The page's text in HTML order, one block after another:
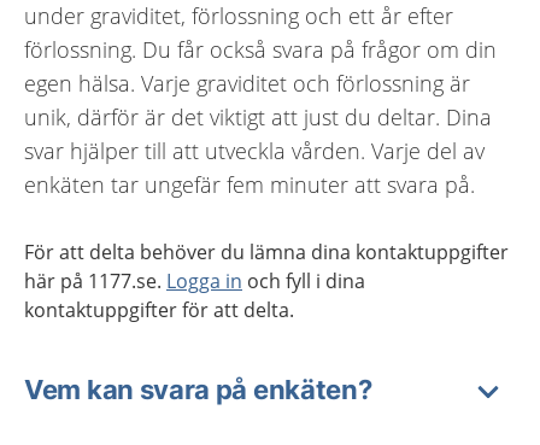
under graviditet, förlossning och ett år efter
förlossning. Du får också svara på frågor om din
egen hälsa. Varje graviditet och förlossning är
unik, därför är det viktigt att just du deltar. Dina
svar hjälper till att utveckla vården. Varje del av
enkäten tar ungefär fem minuter att svara på.
För att delta behöver du lämna dina kontaktuppgifter
här på 1177.se. Logga in och fyll i dina
kontaktuppgifter för att delta.
Vem kan svara på enkäten?